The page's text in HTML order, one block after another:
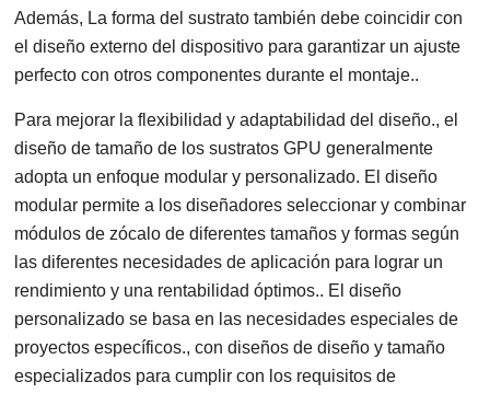
Además, La forma del sustrato también debe coincidir con
el diseño externo del dispositivo para garantizar un ajuste
perfecto con otros componentes durante el montaje..
Para mejorar la flexibilidad y adaptabilidad del diseño., el
diseño de tamaño de los sustratos GPU generalmente
adopta un enfoque modular y personalizado. El diseño
modular permite a los diseñadores seleccionar y combinar
módulos de zócalo de diferentes tamaños y formas según
las diferentes necesidades de aplicación para lograr un
rendimiento y una rentabilidad óptimos.. El diseño
personalizado se basa en las necesidades especiales de
proyectos específicos., con diseños de diseño y tamaño
especializados para cumplir con los requisitos de